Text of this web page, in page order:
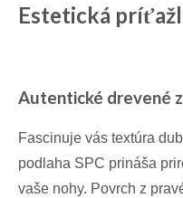
Estetická
Autentické drevené
Fascinuje vás textúra
podlaha SPC prináša
vaše nohy. Povrch z